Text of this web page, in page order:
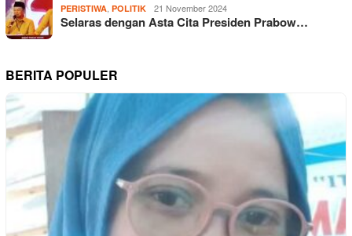
PERISTIWA POLITIK 21 November 2024
Selaras dengan Asta Cita Presiden Prabow…
BERITA POPULER